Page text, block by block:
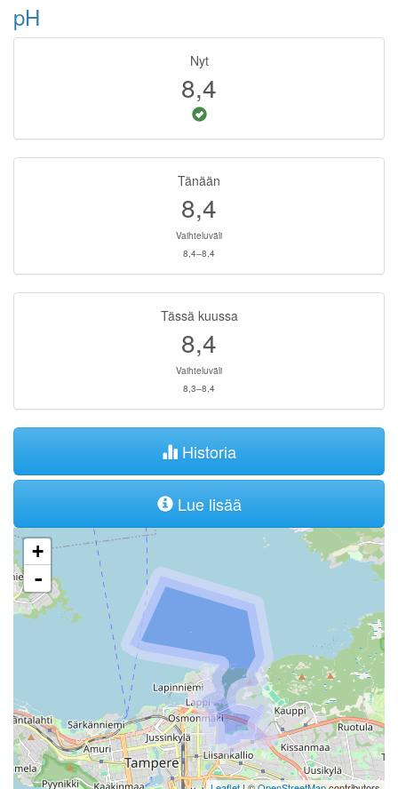
pH
Nyt
8,4
Tänään
8,4
Vaihteluväli
8,4–8,4
Tässä kuussa
8,4
Vaihteluväli
8,3–8,4
Historia
Lue lisää
+
-